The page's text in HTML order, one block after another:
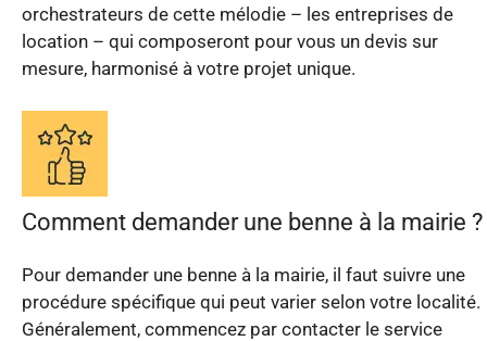
orchestrateurs de cette mélodie – les entreprises de
location – qui composeront pour vous un devis sur
mesure, harmonisé à votre projet unique.
Comment demander une benne à la mairie ?
Pour demander une benne à la mairie, il faut suivre une
procédure spécifique qui peut varier selon votre localité.
Généralement, commencez par contacter le service